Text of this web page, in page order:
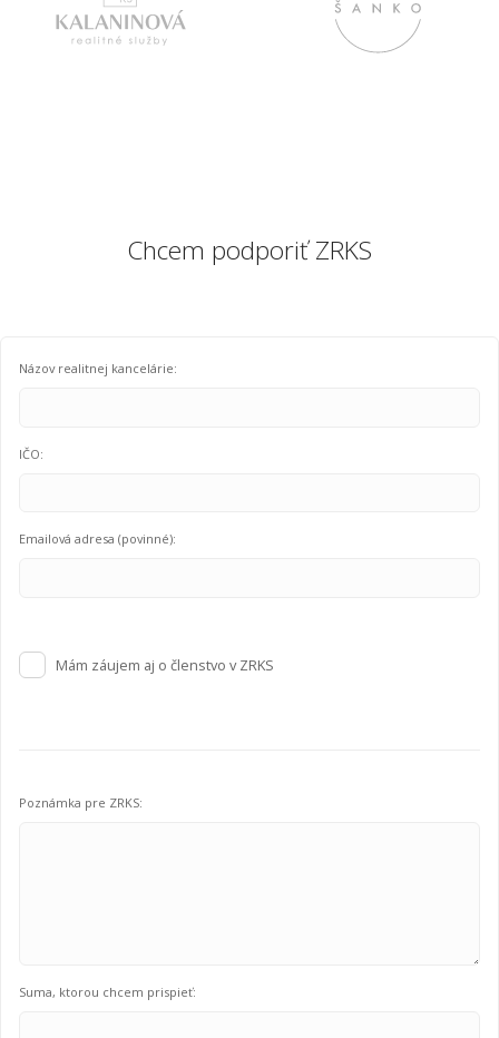
Chcem podporiť ZRKS
Názov realitnej kancelárie:
IČO:
Emailová adresa (povinné):
Mám záujem aj o členstvo v ZRKS
Poznámka pre ZRKS:
Suma, ktorou chcem prispieť: